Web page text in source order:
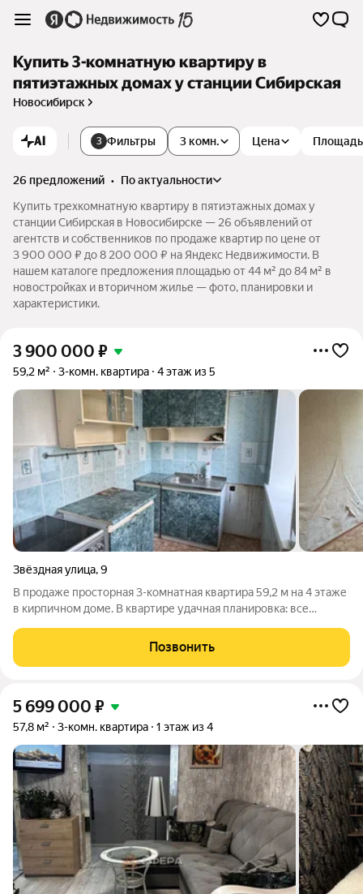
Купить 3-комнатную квартиру в
пятиэтажных домах у станции Сибирская
Новосибирск
AI 3 Фильтры 3 комн. Цена Площадь
26 предложений •
по актуальности
Купить трехкомнатную квартиру в пятиэтажных домах у
станции Сибирская в Новосибирске — 26 объявлений от
агентств и собственников по продаже квартир по цене от
3 900 000 ₽ до 8 200 000 ₽ на Яндекс Недвижимости. В
нашем каталоге предложения площадью от 44 м² до 84 м² в
новостройках и вторичном жилье — фото, планировки и
характеристики.
3 900 000 ₽
59,2 м² 3-комн. квартира 4 этаж из 5
Звёздная улица,9
В продаже просторная 3-комнатная квартира 59,2 м на 4 этаже
в кирпичном доме. В квартире удачная планировка: все
Позвонить
5 699 000 ₽
57,8 м² 3-комн. квартира 1 этаж из 4